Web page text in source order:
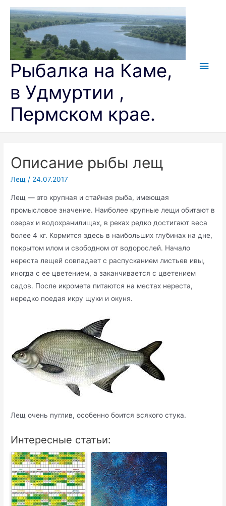
Перейти
содержимому
Рыбалка на Каме,
в Удмуртии ,
Пермском крае.
Описание рыбы лещ
Лещ / 24.07.2017
Лещ — это крупная и стайная рыба, имеющая
промысловое значение. Наиболее крупные лещи обитают в
озерах и водохранилищах, в реках редко достигают веса
более 4 кг. Кормится здесь в наибольших глубинах на дне,
покрытом илом и свободном от водорослей. Начало
нереста лещей совпадает с распусканием листьев ивы,
иногда с ее цветением, а заканчивается с цветением
садов. После икромета питаются на местах нереста,
нередко поедая икру щуки и окуня.
Лещ очень пуглив, особенно боится всякого стука.
Интересные статьи: